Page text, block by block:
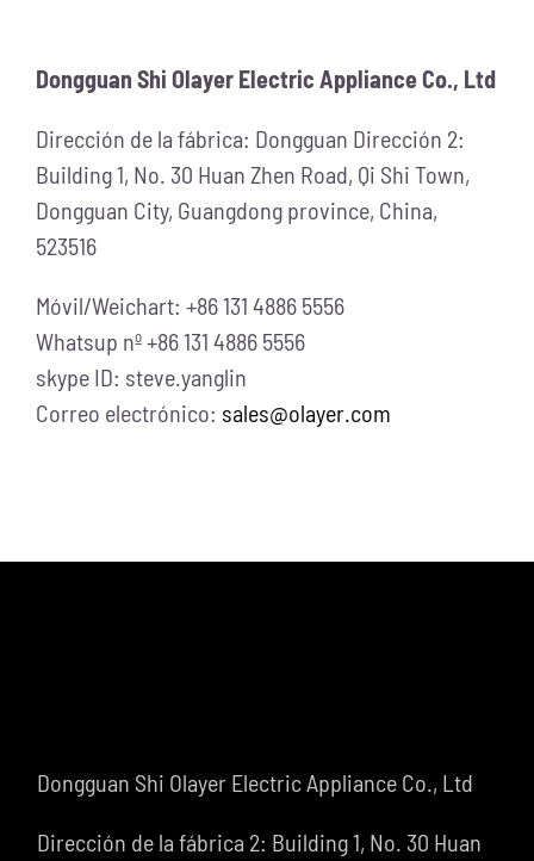
Dongguan Shi Olayer Electric Appliance Co., Ltd
Dirección de la fábrica: Dongguan Dirección 2:
Building 1, No. 30 Huan Zhen Road, Qi Shi Town,
Dongguan City, Guangdong province, China,
523516
Móvil/Weichart: +86 131 4886 5556
Whatsup nº +86 131 4886 5556
skype ID: steve.yanglin
Correo electrónico: sales@olayer.com
Dongguan Shi Olayer Electric Appliance Co., Ltd
Dirección de la fábrica 2: Building 1, No. 30 Huan